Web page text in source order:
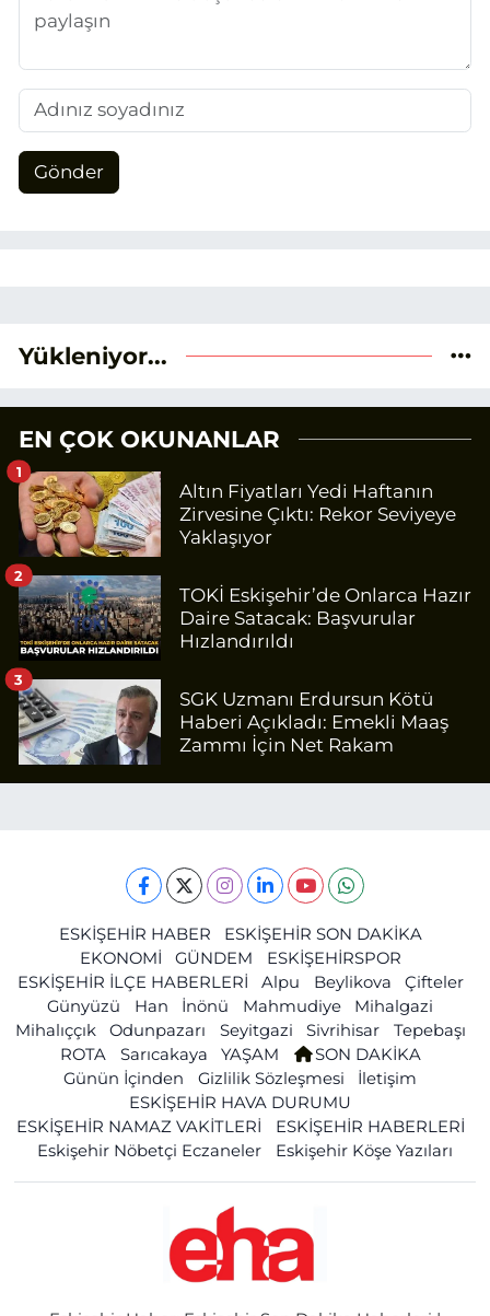
Gönder
Yükleniyor...
EN ÇOK OKUNANLAR
Altın Fiyatları Yedi Haftanın
Zirvesine Çıktı: Rekor Seviyeye
Yaklaşıyor
1
TOKİ Eskişehir’de Onlarca Hazır
Daire Satacak: Başvurular
Hızlandırıldı
2
SGK Uzmanı Erdursun Kötü
Haberi Açıkladı: Emekli Maaş
Zammı İçin Net Rakam
3
ESKİŞEHİR HABER
ESKİŞEHİR SON DAKİKA
EKONOMİ
GÜNDEM
ESKİŞEHİRSPOR
ESKİŞEHİR İLÇE HABERLERİ
Alpu Beylikova
Çifteler
Günyüzü
Han İnönü Mahmudiye
Mihalgazi
Mihalıççık
Odunpazarı Seyitgazi Sivrihisar
Tepebaşı
ROTA
Sarıcakaya YAŞAM
SON DAKİKA
Günün İçinden
Gizlilik Sözleşmesi
İletişim
ESKİŞEHİR HAVA DURUMU
ESKİŞEHİR NAMAZ VAKİTLERİ
ESKİŞEHİR HABERLERİ
Eskişehir Nöbetçi Eczaneler
Eskişehir Köşe Yazıları